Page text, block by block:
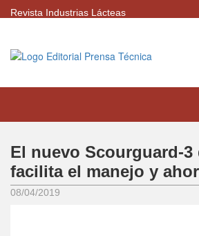
Revista Industrias Lácteas
El nuevo Scourguard-3
facilita el manejo y
08/04/2019